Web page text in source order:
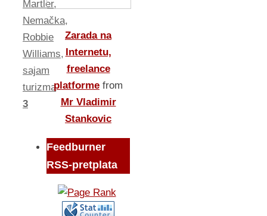
Martler,
Nemačka,
Robbie
Williams,
sajam
turizma
3
Zarada na
Internetu,
freelance
platforme from
Mr Vladimir
Stankovic
Feedburner
RSS-pretplata